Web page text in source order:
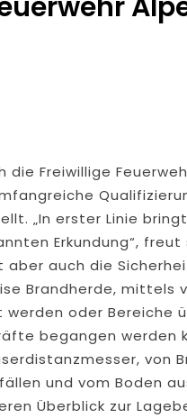
Freiwillige
„In erster Linie
Erkundung“,
aber auch die
Brandherde, mittels
oder Bereiche
begangen werden
von
und vom Boden
Überblick zur